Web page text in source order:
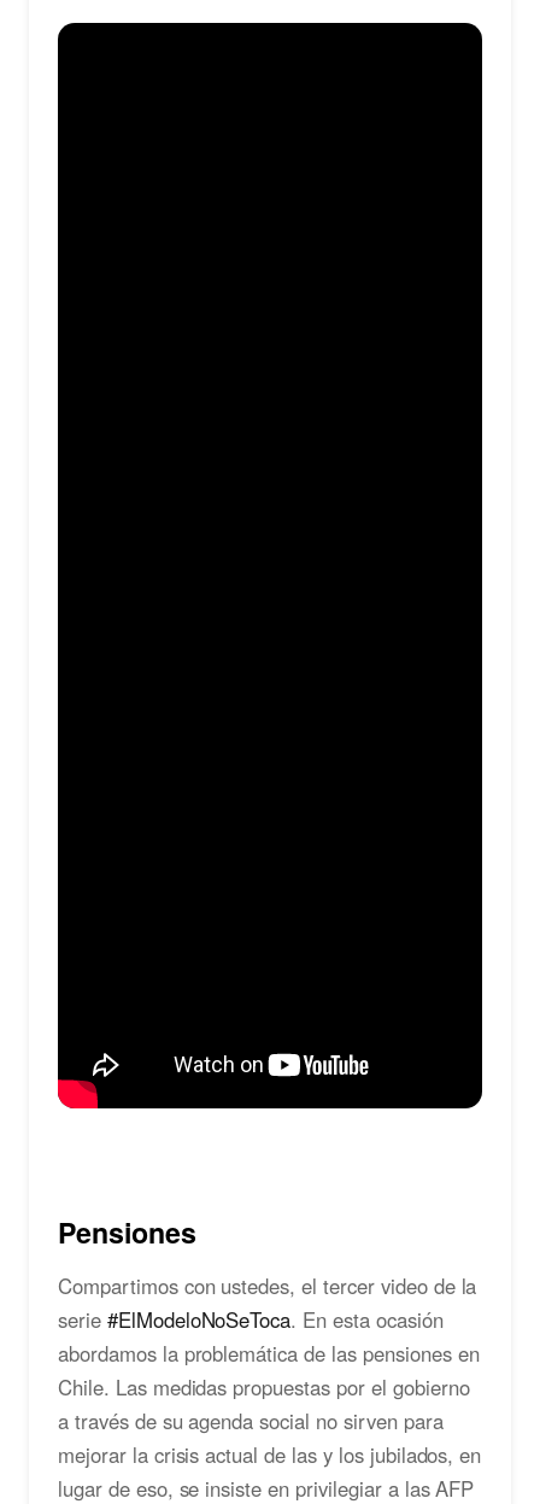
Pensiones
Compartimos con ustedes, el tercer video de la
serie #ElModeloNoSeToca. En esta ocasión
abordamos la problemática de las pensiones en
Chile. Las medidas propuestas por el gobierno
a través de su agenda social no sirven para
mejorar la crisis actual de las y los jubilados, en
lugar de eso, se insiste en privilegiar a las AFP